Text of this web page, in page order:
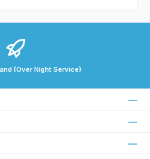
(Over Night Service)